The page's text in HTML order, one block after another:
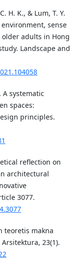
H. K., & Lum, T. Y.
sense
adults in Hong
Landscape and
A systematic
spaces:
principles.
reflection on
architectural
3077.
teoretis makna
23(1).